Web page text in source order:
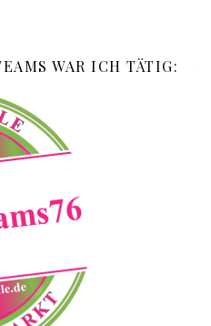
WAR ICH TÄTIG: